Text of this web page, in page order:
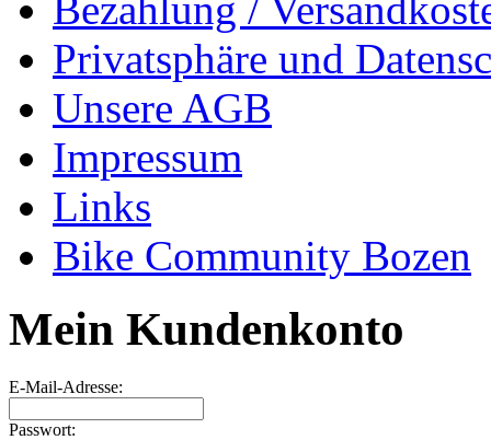
Bezahlung /
Privatsphäre und
Unsere AGB
Impressum
Links
Bike Community Bozen
Mein Kundenkonto
E-Mail-Adresse:
Passwort: